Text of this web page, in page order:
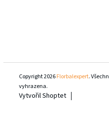
Vytvořil Shoptet
Copyright 2026Florbalexpert.
vyhrazena.